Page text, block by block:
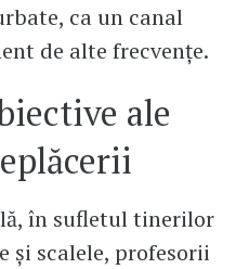
ca un canal
de alte frecvențe.
ale
în sufletul tinerilor
și scalele, profesorii